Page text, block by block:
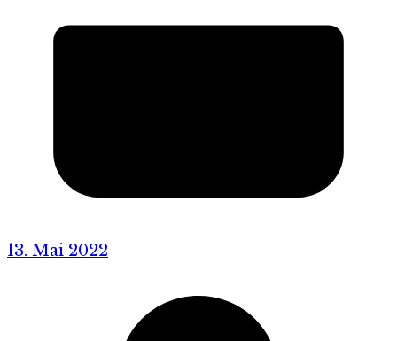
13. Mai 2022